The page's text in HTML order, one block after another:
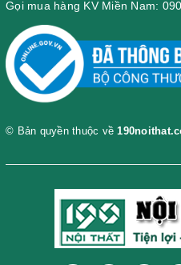
Gọi mua hàng KV Miền Nam:
© Bản quyền thuộc về